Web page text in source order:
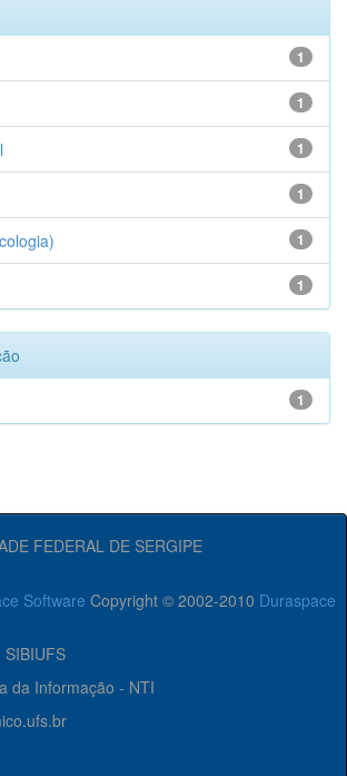
1
1
1
1
1
1
1
FEDERAL DE SERGIPE
Software Copyright © 2002-2010 Duraspace
da Informação - NTI